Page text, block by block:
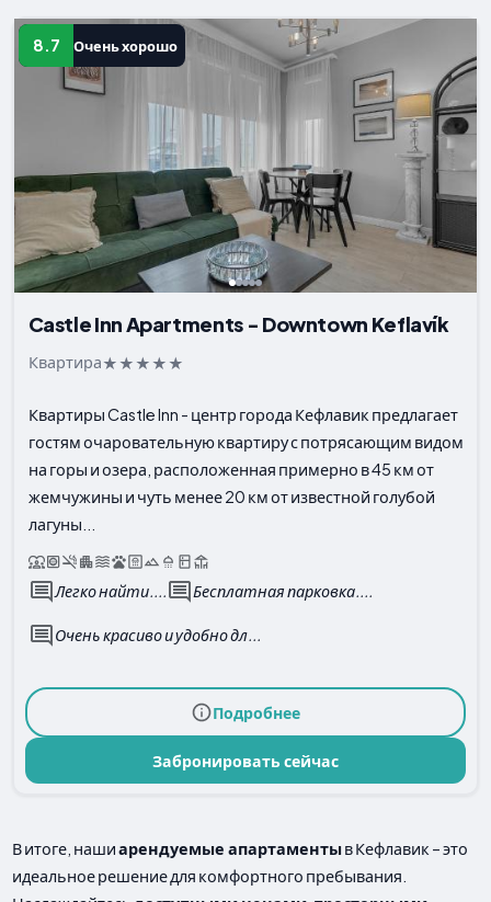
8.7 Очень хорошо
Castle Inn Apartments - Downtown Keflavík
Квартира
Квартиры Castle Inn - центр города Кефлавик предлагает
гостям очаровательную квартиру с потрясающим видом
на горы и озера, расположенная примерно в 45 км от
жемчужины и чуть менее 20 км от известной голубой
лагуны...
Легко найти.... Бесплатная парковка....
Очень красиво и удобно дл...
Подробнее
Забронировать сейчас
В итоге, нашиарендуемые апартаментыв Кефлавик – это
идеальное решение для комфортного пребывания.